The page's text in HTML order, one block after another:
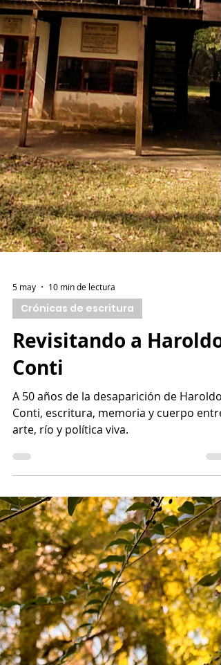
5 may 10 min de lectura
Crónicas de escritura
Revisitando a Haroldo
Conti
A 50 años de la desaparición de Haroldo
Conti, escritura, memoria y cuerpo entre
arte, río y política viva.